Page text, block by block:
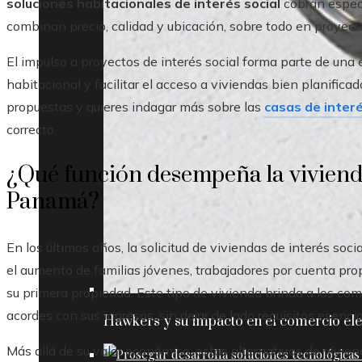
Hawkers y su impacto en el comercio
soluciones habitacionales de interés social cobran
combinan precio, calidad y ubicación, sobre todo en
El impulso a proyectos de interés social forma parte de
habitacional y facilitar el acceso a viviendas bien
propuestas y quieres indagar más sobre las casas de
correcto.
¿Qué función desempeña la
Panamá?
En los últimos años, la solicitud de viviendas de interés
el aumento de familias jóvenes, trabajadores por cuenta
su primera propiedad. Este tipo de vivienda brinda a los
acordes con sus ingresos, sin dejar de lado requisitos
Más allá de su valor económico, estas alternativas de